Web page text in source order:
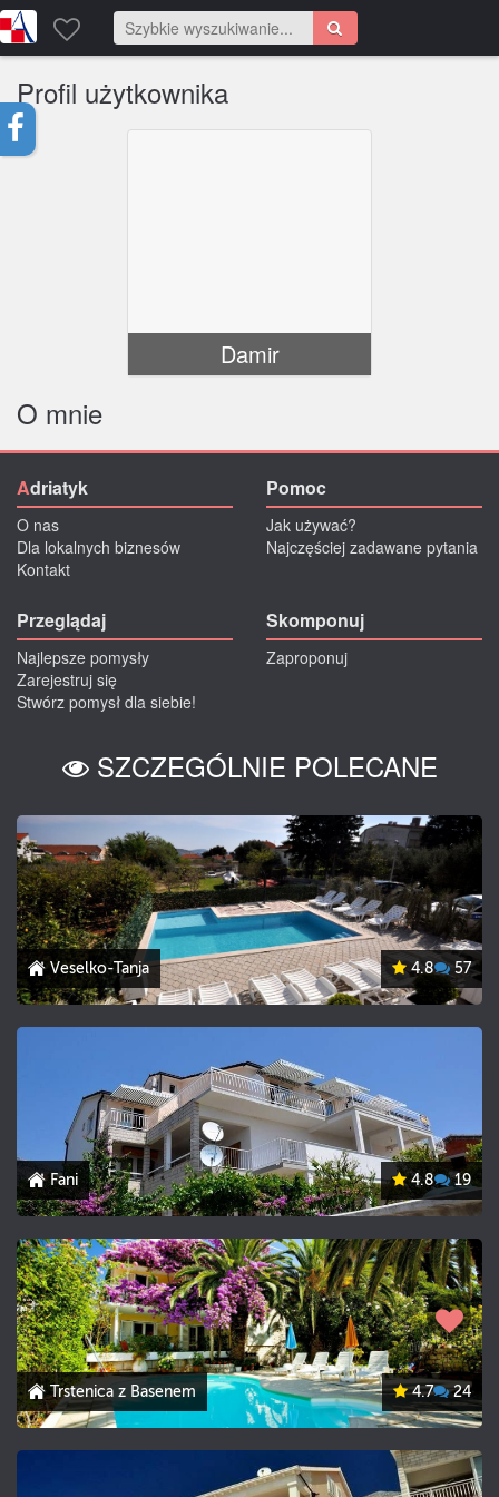
Profil użytkownika
Damir
O mnie
Adriatyk
O nas
Dla lokalnych biznesów
Kontakt
Pomoc
Jak używać?
Najczęściej zadawane pytania
Przeglądaj
Najlepsze pomysły
Zarejestruj się
Stwórz pomysł dla siebie!
Skomponuj
Zaproponuj
SZCZEGÓLNIE POLECANE
Veselko-Tanja 4.8 57
Fani 4.8 19
Trstenica z Basenem 4.7 24